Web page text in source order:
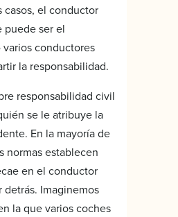
casos, el conductor
puede ser el
varios conductores
la responsabilidad.
responsabilidad civil
se le atribuye la
En la mayoría de
normas establecen
en el conductor
Imaginemos
la que varios coches